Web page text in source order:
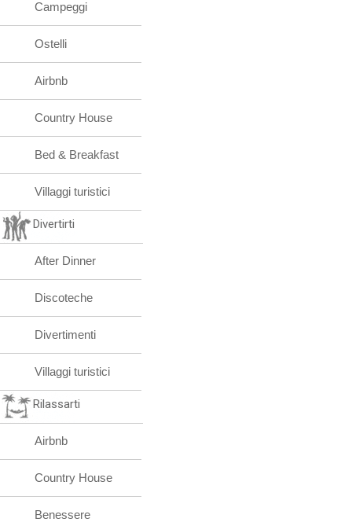
Campeggi
Ostelli
Airbnb
Country House
Bed & Breakfast
Villaggi turistici
Divertirti
After Dinner
Discoteche
Divertimenti
Villaggi turistici
Rilassarti
Airbnb
Country House
Benessere